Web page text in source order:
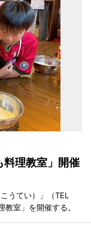
料理教室」開催
うてい）」（TEL
室」を開催する。